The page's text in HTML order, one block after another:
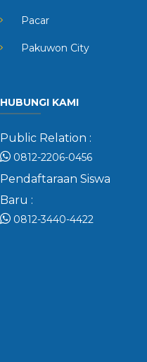
Pacar
Pakuwon City
HUBUNGI KAMI
Public Relation :
0812-2206-0456
Pendaftaraan Siswa
Baru :
0812-3440-4422